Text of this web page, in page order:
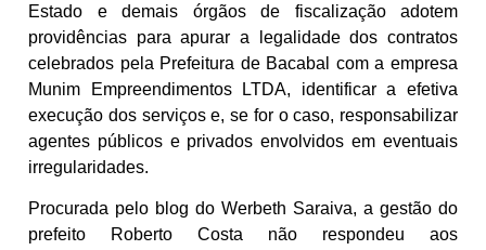
Estado e demais órgãos de fiscalização adotem
providências para apurar a legalidade dos contratos
celebrados pela Prefeitura de Bacabal com a empresa
Munim Empreendimentos LTDA, identificar a efetiva
execução dos serviços e, se for o caso, responsabilizar
agentes públicos e privados envolvidos em eventuais
irregularidades.
Procurada pelo blog do Werbeth Saraiva, a gestão do
prefeito Roberto Costa não respondeu aos